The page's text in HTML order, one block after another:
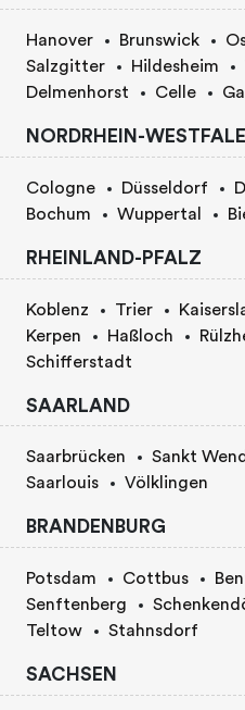
Hanover Brunswick
Salzgitter
Hildesheim
Delmenhorst
Celle
NORDRHEIN-
Cologne Düsseldorf
Bochum
Wuppertal
RHEINLAND-PFALZ
Koblenz Trier
Kerpen
Haßloch
Schifferstadt
SAARLAND
Saarbrücken Sankt
Saarlouis
Völklingen
BRANDENBURG
Potsdam Cottbus
Senftenberg
Teltow
Stahnsdorf
SACHSEN